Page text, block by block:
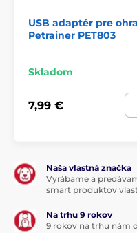
USB adaptér pre
Petrainer PET803
Skladom
7,99 €
Naša vlastná značka
Vyrábame a
smart produktov
Na trhu 9 rokov
9 rokov na trhu nám